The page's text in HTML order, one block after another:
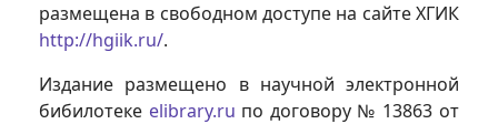
размещена в свободном доступе на сайте ХГИК
http://hgiik.ru/.
Издание размещено в научной электронной
бибилотеке elibrary.ru по договору № 13863 от